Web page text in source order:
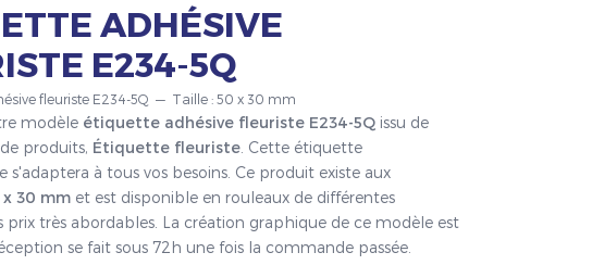
ADHÉSIVE
E234-5Q
fleuriste E234-5Q — Taille : 50 x 30 mm
modèle étiquette adhésive fleuriste E234-5Q issu de
produits, Étiquette fleuriste . Cette étiquette
s'adaptera à tous vos besoins. Ce produit existe aux
x 30 mm et est disponible en rouleaux de différentes
prix très abordables. La création graphique de ce modèle est
se fait sous 72h une fois la commande passée.